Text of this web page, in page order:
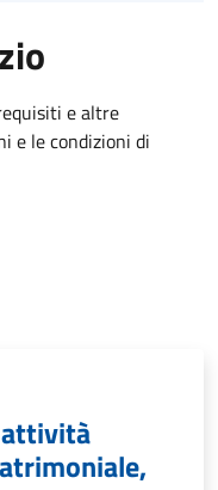
e altre
e le condizioni di